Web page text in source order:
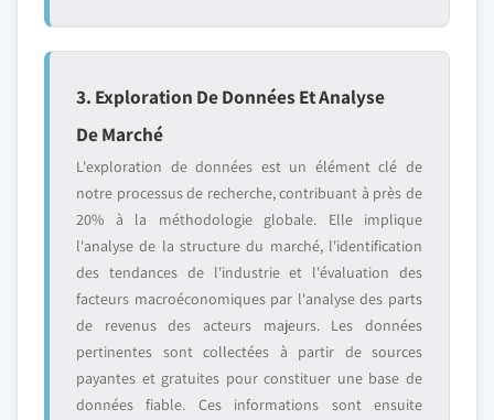
3. Exploration De Données Et Analyse
De Marché
L'exploration de données est un élément clé de
notre processus de recherche, contribuant à près de
20% à la méthodologie globale. Elle implique
l'analyse de la structure du marché, l'identification
des tendances de l'industrie et l'évaluation des
facteurs macroéconomiques par l'analyse des parts
de revenus des acteurs majeurs. Les données
pertinentes sont collectées à partir de sources
payantes et gratuites pour constituer une base de
données fiable. Ces informations sont ensuite